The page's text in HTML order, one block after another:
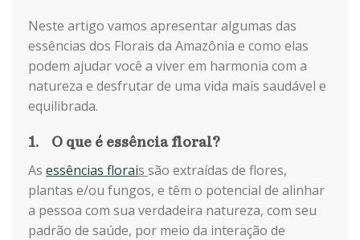
Neste artigo vamos apresentar algumas das
essências dos Florais da Amazônia e como elas
podem ajudar você a viver em harmonia com a
natureza e desfrutar de uma vida mais saudável e
equilibrada.
1. O que é essência floral?
As essências florais são extraídas de flores,
plantas e/ou fungos, e têm o potencial de alinhar
a pessoa com sua verdadeira natureza, com seu
padrão de saúde, por meio da interação de